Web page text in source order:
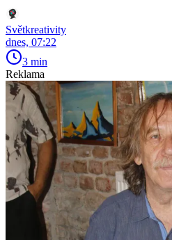
Světkreativity
dnes, 07:22
3 min
Reklama